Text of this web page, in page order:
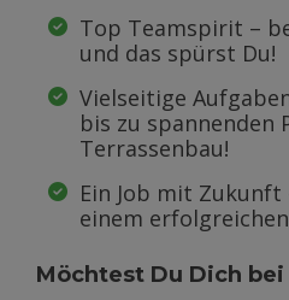
Top Teamspirit –
und das spürst Du!
Vielseitige
bis zu spannenden
Terrassenbau!
Ein Job mit
einem
Möchtest Du Dich